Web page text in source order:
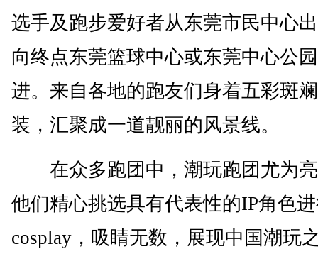
选手及跑步爱好者从东莞市民中心
向终点东莞篮球中心或东莞中心公
进。来自各地的跑友们身着五彩斑
装，汇聚成一道靓丽的风景线。
在众多跑团中，潮玩跑团尤为
他们精心挑选具有代表性的IP角色
cosplay，吸睛无数，展现中国潮玩